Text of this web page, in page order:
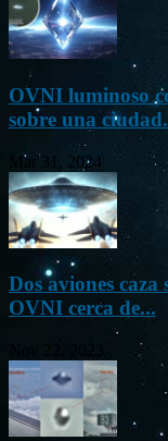
OVNI luminoso
sobre una
Mar 31, 2024
Dos aviones
OVNI cerca de...
Nov 22, 2023